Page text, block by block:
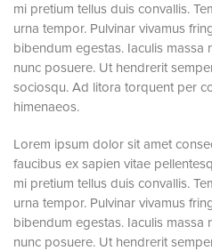
mi pretium tellus duis convallis.
urna tempor. Pulvinar vivamus
bibendum egestas. Iaculis massa
nunc posuere. Ut hendrerit
sociosqu. Ad litora torquent per
himenaeos.
Lorem ipsum dolor sit amet
faucibus ex sapien vitae
mi pretium tellus duis convallis.
urna tempor. Pulvinar vivamus
bibendum egestas. Iaculis massa
nunc posuere. Ut hendrerit